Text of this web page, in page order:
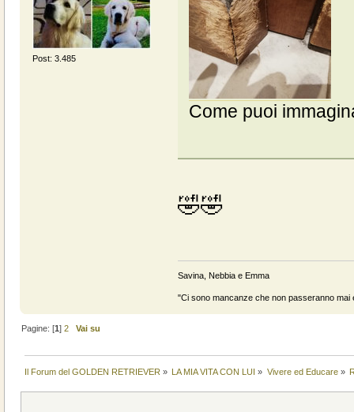
Post: 3.485
Come puoi
🤣🤣
Savina, Nebbia e Emma
"Ci sono mancanze che non passeranno
Pagine: [1]2 Vai su
Il Forum del GOLDEN RETRIEVER » LA MIA VITA CON LUI » Vivere ed Educare»